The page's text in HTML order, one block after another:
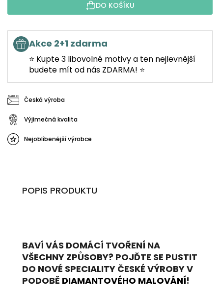
DO KOŠÍKU
Akce 2+1 zdarma
⭐ Kupte 3 libovolné motivy a ten nejlevnější
budete mít od nás ZDARMA! ⭐
Česká výroba
Výjimečná kvalita
Nejoblíbenější výrobce
POPIS PRODUKTU
BAVÍ VÁS DOMÁCÍ TVOŘENÍ NA
VŠECHNY ZPŮSOBY? POJĎTE SE PUSTIT
DO NOVÉ SPECIALITY ČESKÉ VÝROBY V
PODOBĚ DIAMANTOVÉHO MALOVÁNÍ!